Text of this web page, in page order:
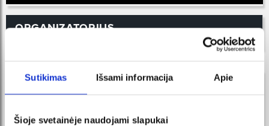
Sutikimas Išsami informacija Apie
Šioje svetainėje naudojami slapukai
ORGANIZATORIUS
registruokis ir visada pirmas sužinosi apie naujausius
renginius ir vykdomas akcijas!